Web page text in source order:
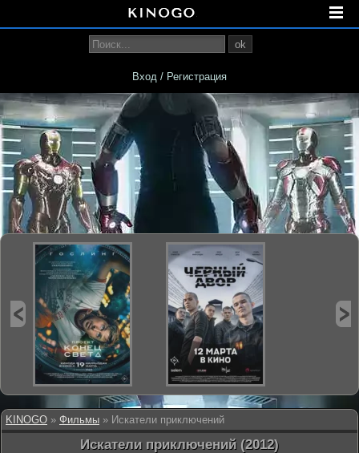
KINOGO » Фильмы » Искатели приключений
Искатели приключений (2012)
ok
Вход / Регистрация